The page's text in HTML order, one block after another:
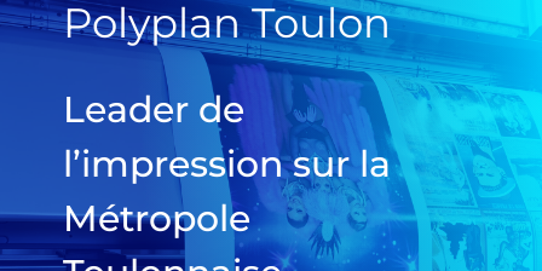
Polyplan Toulon
Leader de
l’impression sur la
Métropole